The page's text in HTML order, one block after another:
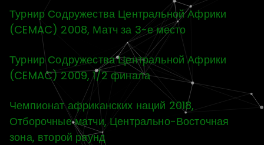
Турнир Содружества Центральной Африки
(CEMAC) 2008, Матч за 3-е место
Турнир Содружества Центральной Африки
(CEMAC) 2009, 1/2 финала
Чемпионат африканских наций 2018,
Отборочные матчи, Центрально-Восточная
зона, второй раунд